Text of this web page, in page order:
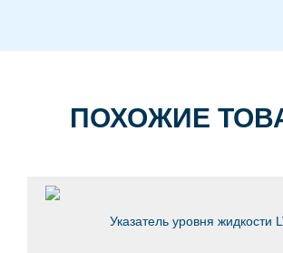
ПОХОЖИЕ
Указатель уровня жидкости